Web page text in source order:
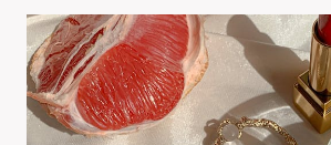
PRÉCIEUSES:
UNE
ODYSSÉE
LUDIQUE
DANS
LE